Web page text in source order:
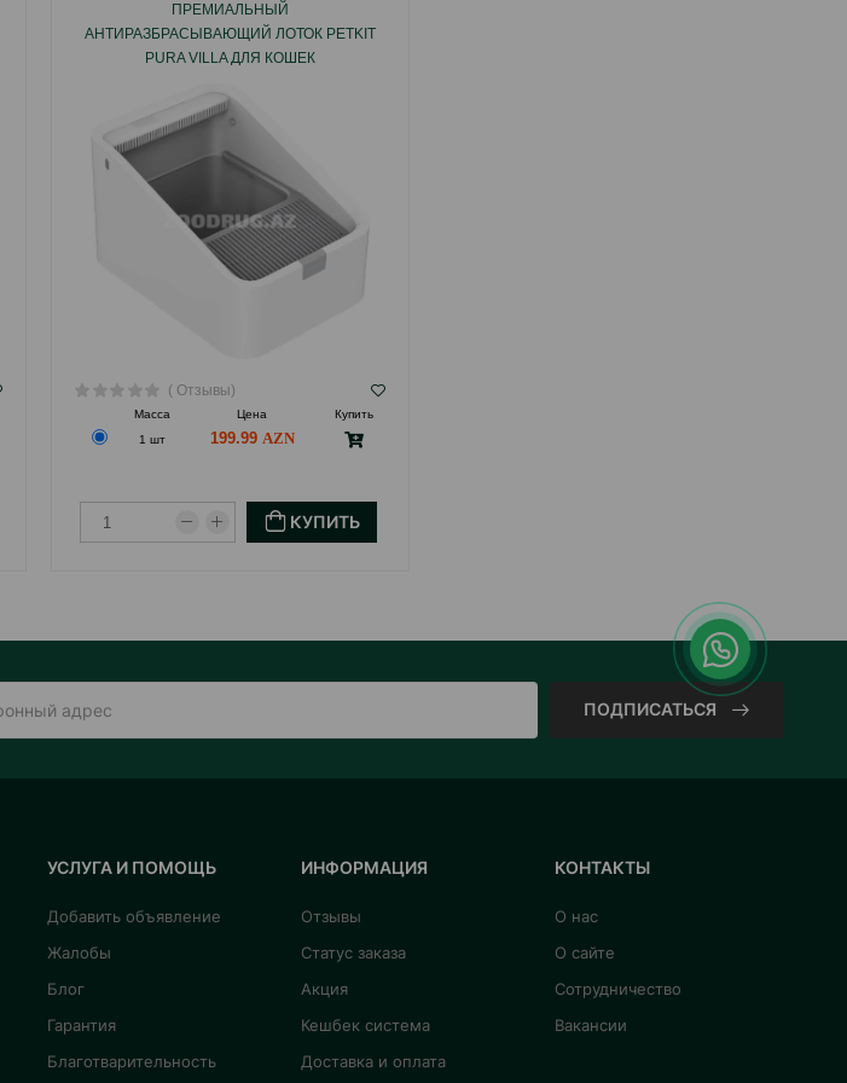
ПРЕМИАЛЬНЫЙ
АНТИРАЗБРАСЫВАЮЩИЙ ЛОТОК PETKIT
PURA VILLA ДЛЯ КОШЕК
( Отзывы)
Масса Цена
Купить
1 шт
199.99
КУПИТЬ
ПОДПИСАТЬСЯ
УСЛУГА И ПОМОЩЬ
Добавить объявление
Жалобы
Блог
Гарантия
Благотварительность
ИНФОРМАЦИЯ
Отзывы
Статус заказа
Акция
Кешбек система
Доставка и оплата
КОНТАКТЫ
О нас
О сайте
Сотрудничество
Вакансии